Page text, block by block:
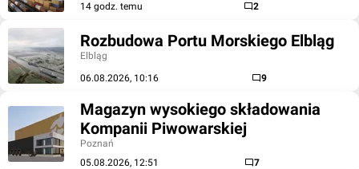
14 godz. temu
2
Rozbudowa Portu Morskiego Elbląg
Elbląg
06.08.2026, 10:16
9
Magazyn wysokiego składowania
Kompanii Piwowarskiej
Poznań
05.08.2026, 12:51
7